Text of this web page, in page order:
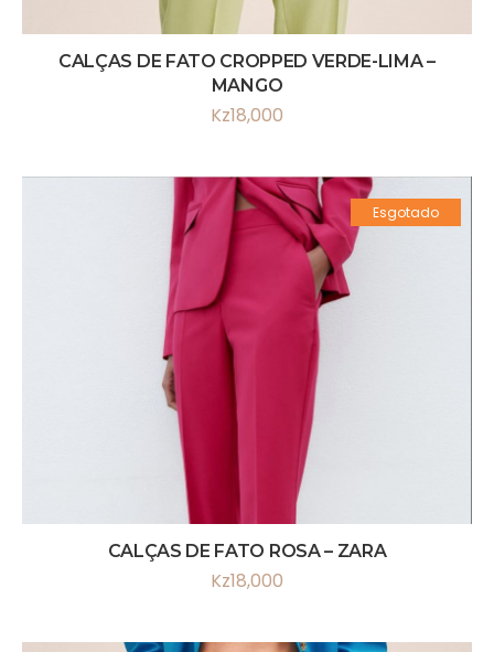
CALÇAS DE FATO CROPPED VERDE-LIMA –
MANGO
Kz18,000
Esgotado
CALÇAS DE FATO ROSA – ZARA
Kz18,000